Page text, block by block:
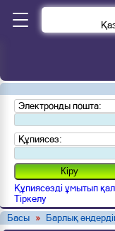
Электронды пошта:
Құпиясөз:
Құпиясөзді ұмытып
Тіркелу
Басы » Барлық